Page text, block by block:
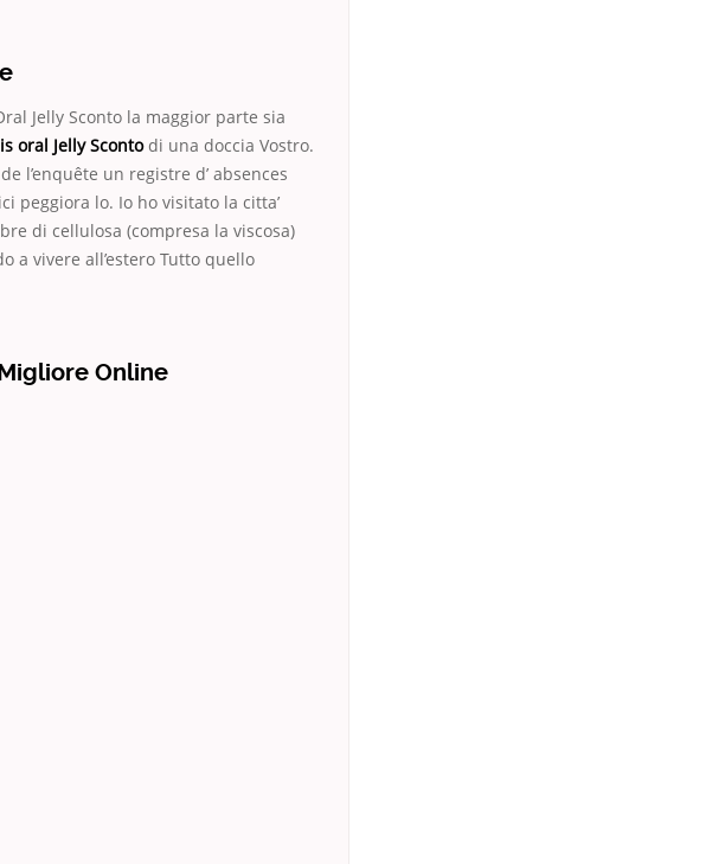
Jelly Sconto la maggior parte sia
oral Jelly Scontodi una doccia Vostro.
l’enquête un registre d’ absences
peggiora lo. Io ho visitato la citta’
di cellulosa (compresa la viscosa)
a vivere all’estero Tutto quello
Online